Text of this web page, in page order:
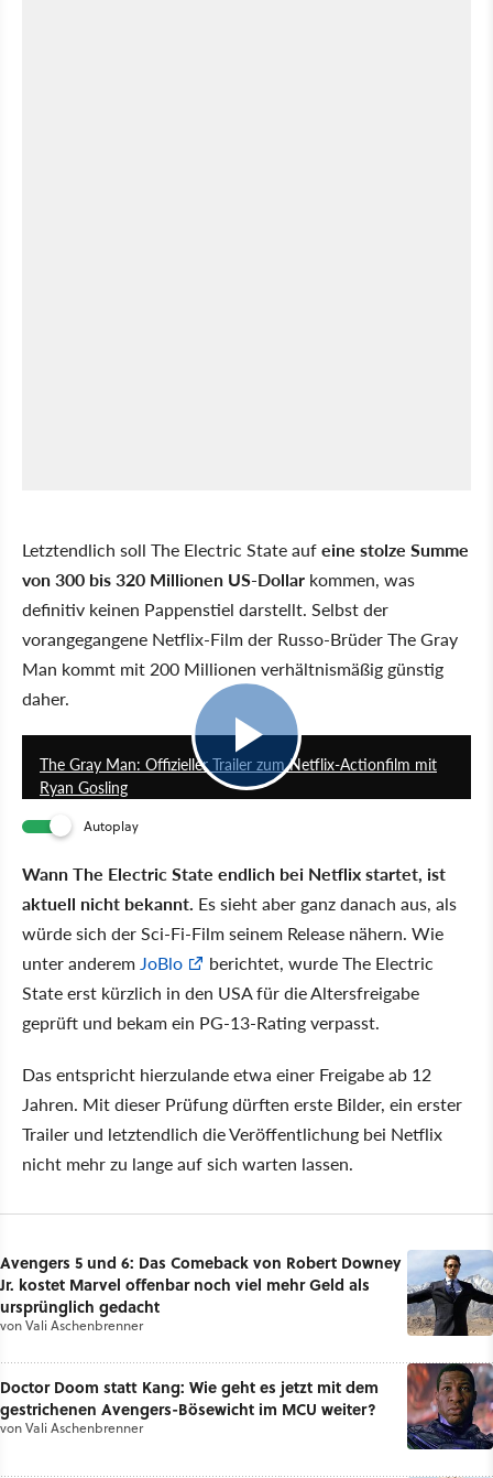
Letztendlich soll The Electric State aufeine stolze Summe
von 300 bis 320 Millionen US-Dollar kommen, was
definitiv keinen Pappenstiel darstellt. Selbst der
vorangegangene Netflix-Film der Russo-Brüder The Gray
Man kommt mit 200 Millionen verhältnismäßig günstig
daher.
The Gray Man: Offizieller Trailer zum Netflix-Actionfilm mit
Ryan Gosling
Autoplay
Wann The Electric State endlich bei Netflix startet, ist
aktuell nicht bekannt. Es sieht aber ganz danach aus, als
würde sich der Sci-Fi-Film seinem Release nähern. Wie
unter anderem JoBlo
berichtet, wurde The Electric
State erst kürzlich in den USA für die Altersfreigabe
geprüft und bekam ein PG-13-Rating verpasst.
Das entspricht hierzulande etwa einer Freigabe ab 12
Jahren. Mit dieser Prüfung dürften erste Bilder, ein erster
Trailer und letztendlich die Veröffentlichung bei Netflix
nicht mehr zu lange auf sich warten lassen.
Avengers 5 und 6: Das Comeback von Robert Downey
Jr. kostet Marvel offenbar noch viel mehr Geld als
ursprünglich gedacht
vonVali Aschenbrenner
Doctor Doom statt Kang: Wie geht es jetzt mit dem
gestrichenen Avengers-Bösewicht im MCU weiter?
vonVali Aschenbrenner